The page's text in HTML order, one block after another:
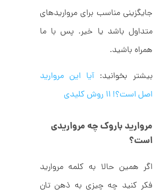
جایگزینی مناسب برای مرواریدهای
متداول باشد یا خیر. پس با ما
همراه باشید.
بیشتر بخوانید: آیا این مروارید
اصل است؟! ۱۱ روش کلیدی
مروارید باروک چه مرواریدی
است؟
اگر همین حالا به کلمه­ مروارید
فکر کنید چه چیزی به ذهن تان